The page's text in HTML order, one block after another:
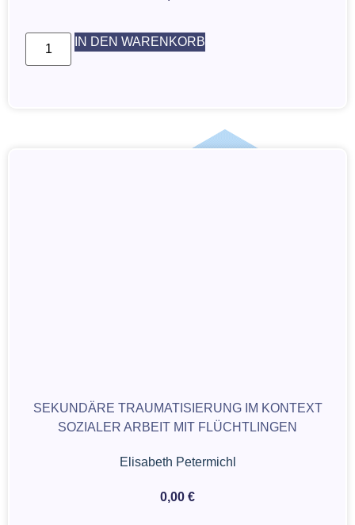
IN DEN WARENKORB
SEKUNDÄRE TRAUMATISIERUNG IM KONTEXT
SOZIALER ARBEIT MIT FLÜCHTLINGEN
Elisabeth Petermichl
0,00 €